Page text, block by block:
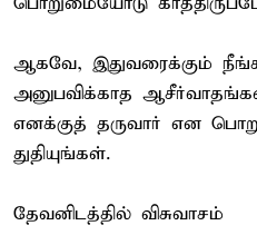
ஆகவே, இதுவரைக்கும்
அனுபவிக்காத
எனக்குத் தருவார் என
துதியுங்கள்.
தேவனிடத்தில் விசுவாசம்